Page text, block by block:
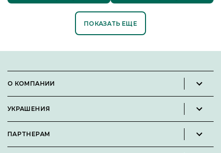
ПОКАЗАТЬ ЕЩЕ
О КОМПАНИИ
Вакансии
УКРАШЕНИЯ
Кольца
ПАРТНЕРАМ